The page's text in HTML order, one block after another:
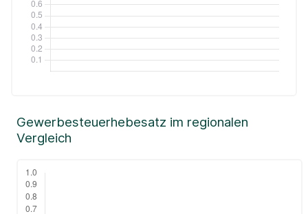
Gewerbesteuerhebesatz im regionalen
Vergleich